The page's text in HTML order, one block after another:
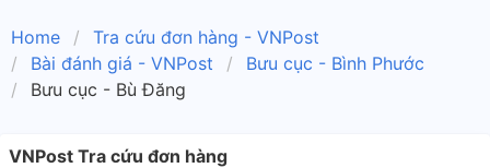
Home
Tra cứu đơn hàng - VNPost
Bài đánh giá - VNPost
Bưu cục - Bình Phước
Bưu cục - Bù Đăng
VNPost Tra cứu đơn hàng